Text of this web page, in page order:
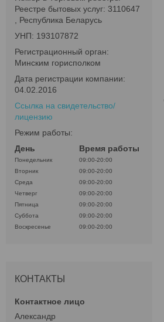
Реестре бытовых услуг: 3110647
, Республика Беларусь
УНП: 193107872
Регистрационный орган:
Минским горисполком
Дата регистрации компании:
04.02.2016
Ссылка на свидетельство/
лицензию
Режим работы:
День
Время работы
Понедельник
09:00-20:00
Вторник
09:00-20:00
Среда
09:00-20:00
Четверг
09:00-20:00
Пятница
09:00-20:00
Суббота
09:00-20:00
Воскресенье
09:00-20:00
КОНТАКТЫ
Александр